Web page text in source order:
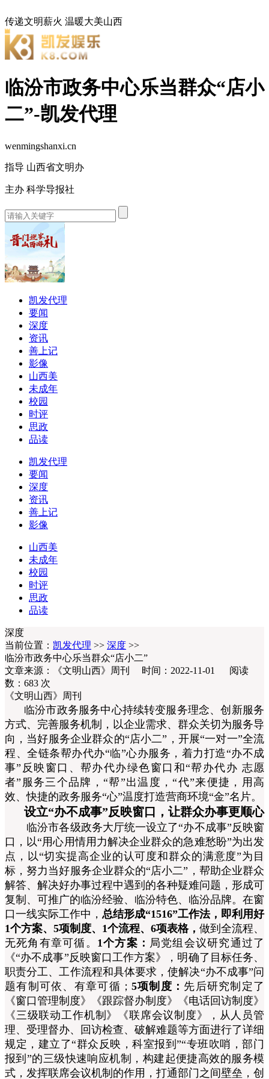
传递文明薪火 温暖大美山西
临汾市政务中心乐当群众“店小
二”-凯发代理
wenmingshanxi.cn
指导 山西省文明办
主办 科学导报社
凯发代理
要闻
深度
资讯
善上记
影像
山西美
未成年
校园
时评
思政
品读
凯发代理
要闻
深度
资讯
善上记
影像
山西美
未成年
校园
时评
思政
品读
深度
当前位置： 凯发代理 >> 深度 >>
临汾市政务中心乐当群众“店小二”
文章来源：《文明山西》周刊 时间：2022-11-01 阅读
数： 683 次
《文明山西》周刊
临汾市政务服务中心持续转变服务理念、创新服务
方式、完善服务机制，以企业需求、群众关切为服务导
向，当好服务企业群众的“店小二”，开展“一对一”全流
程、全链条帮办代办“临”心办服务，着力打造“办不成
事”反映窗口、帮办代办绿色窗口和“帮办代办 志愿
者”服务三个品牌，“帮”出温度，“代”来便捷，用高
效、快捷的政务服务“心”温度打造营商环境“金”名片。
设立“办不成事”反映窗口，让群众办事更顺心
临汾市各级政务大厅统一设立了“办不成事”反映窗
口，以“用心用情用力解决企业群众的急难愁盼”为出发
点， 以“切实提高企业的认可度和群众的满意度”为目
标，努力当好服务企业群众的“店小二”，帮助企业群众
解答、解决好办事过程中遇到的各种疑难问题，形成可
复制、可推广的临汾经验、临汾特色、临汾品牌。在窗
口一线实际工作中， 总结形成“1516”工作法，即利用好
1个方案、5项制度、1个流程、6项表格， 做到全流程、
无死角有章可循。 1个方案： 局党组会议研究通过了
《“办不成事”反映窗口工作方案》，明确了目标任务、
职责分工、工作流程和具体要求，使解决“办不成事”问
题有制可依、有章可循 ； 5项制度： 先后研究制定了
《窗口管理制度》《跟踪督办制度》《电话回访制度》
《三级联动工作机制》《联席会议制度》，从人员管
理、受理督办、回访检查、破解难题等方面进行了详细
规定，建立了“群众反映，科室报到”“专班吹哨，部门
报到”的三级快速响应机制，构建起便捷高效的服务模
式，发挥联席会议机制的作用，打通部门之间壁垒，创